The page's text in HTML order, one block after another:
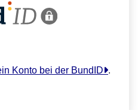
Konto bei der BundID .